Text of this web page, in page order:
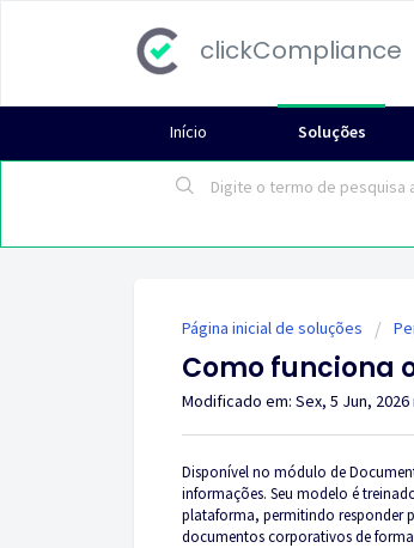
clickCompliance
Início Soluções
Página inicial de soluções
Como funciona
Modificado em: Sex, 5 Jun, 2026
Disponível no módulo de
informações. Seu modelo é
plataforma, permitindo responder
documentos corporativos de